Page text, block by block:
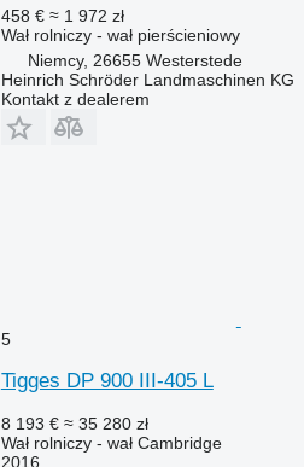
458 € ≈ 1 972 zł
Wał rolniczy - wał pierścieniowy
Niemcy, 26655 Westerstede
Heinrich Schröder Landmaschinen KG
Kontakt z dealerem
5
Tigges DP 900 III-405 L
8 193 € ≈ 35 280 zł
Wał rolniczy - wał Cambridge
2016